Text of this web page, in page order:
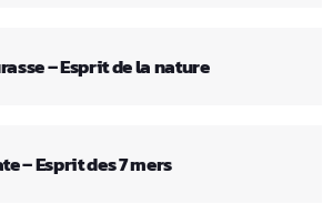
– Esprit de la nature
– Esprit des 7 mers